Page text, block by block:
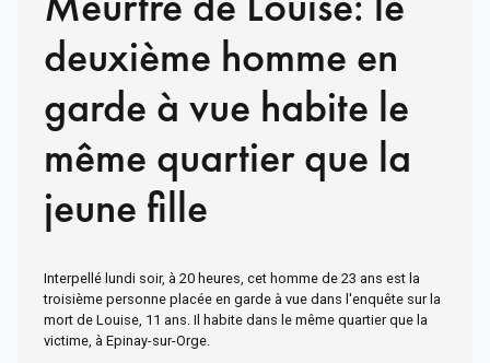
deuxième homme en
garde à vue habite le
même quartier que la
jeune fille
Interpellé lundi soir, à 20 heures, cet homme de 23 ans est la
troisième personne placée en garde à vue dans l'enquête sur la
mort de Louise, 11 ans. Il habite dans le même quartier que la
victime, à Epinay-sur-Orge.